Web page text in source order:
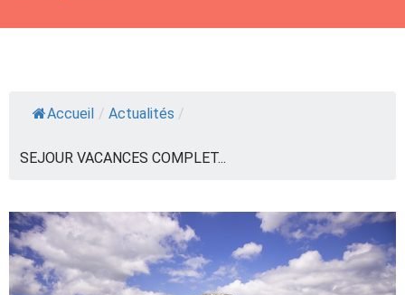
Accueil / Actualités /
SEJOUR VACANCES COMPLET...